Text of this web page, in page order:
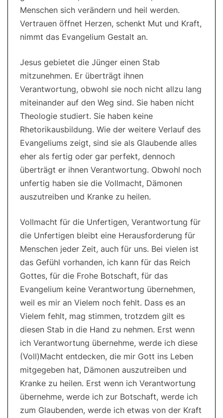
Menschen sich verändern und heil werden.
Vertrauen öffnet Herzen, schenkt Mut und Kraft,
nimmt das Evangelium Gestalt an.
Jesus gebietet die Jünger einen Stab
mitzunehmen. Er überträgt ihnen
Verantwortung, obwohl sie noch nicht allzu lang
miteinander auf den Weg sind. Sie haben nicht
Theologie studiert. Sie haben keine
Rhetorikausbildung. Wie der weitere Verlauf des
Evangeliums zeigt, sind sie als Glaubende alles
eher als fertig oder gar perfekt, dennoch
überträgt er ihnen Verantwortung. Obwohl noch
unfertig haben sie die Vollmacht, Dämonen
auszutreiben und Kranke zu heilen.
Vollmacht für die Unfertigen, Verantwortung für
die Unfertigen bleibt eine Herausforderung für
Menschen jeder Zeit, auch für uns. Bei vielen ist
das Gefühl vorhanden, ich kann für das Reich
Gottes, für die Frohe Botschaft, für das
Evangelium keine Verantwortung übernehmen,
weil es mir an Vielem noch fehlt. Dass es an
Vielem fehlt, mag stimmen, trotzdem gilt es
diesen Stab in die Hand zu nehmen. Erst wenn
ich Verantwortung übernehme, werde ich diese
(Voll)Macht entdecken, die mir Gott ins Leben
mitgegeben hat, Dämonen auszutreiben und
Kranke zu heilen. Erst wenn ich Verantwortung
übernehme, werde ich zur Botschaft, werde ich
zum Glaubenden, werde ich etwas von der Kraft